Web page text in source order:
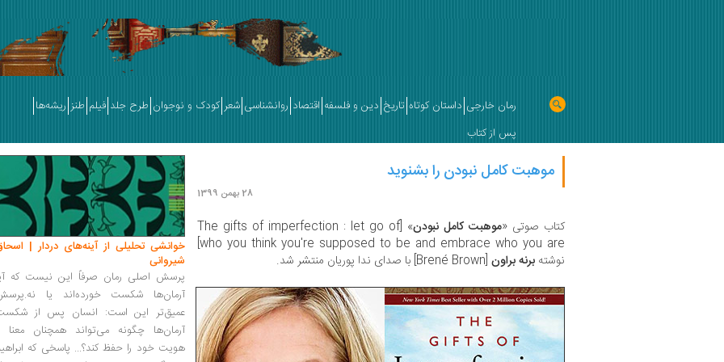
رمان خارجی داستان کوتاه تاریخ دین و فلسفه اقتصاد روانشناسی شعر کودک و نوجوان طرح جلد فیلم طنز ریشه‌ها
پس از کتاب
موهبت کامل نبودن را بشنوید
28 بهمن 1399
کتاب صوتی «موهبت کامل نبودن
» [The gifts of imperfection : let go of
who you think you're supposed to be and embrace who you are]
نوشته‌ برنه براون [Brené Brown] با صدای ندا پوریان منتشر شد.
خوانشی تحلیلی از آینه‌های دردار |
شیروانی
پرسش اصلی رمان صرفاً این نیست که
آرمان‌ها شکست خورده‌اند یا
عمیق‌تر این است: انسان پس از
آرمان‌ها چگونه می‌تواند همچنان معنا
هویت خود را حفظ کند؟... پاسخی که